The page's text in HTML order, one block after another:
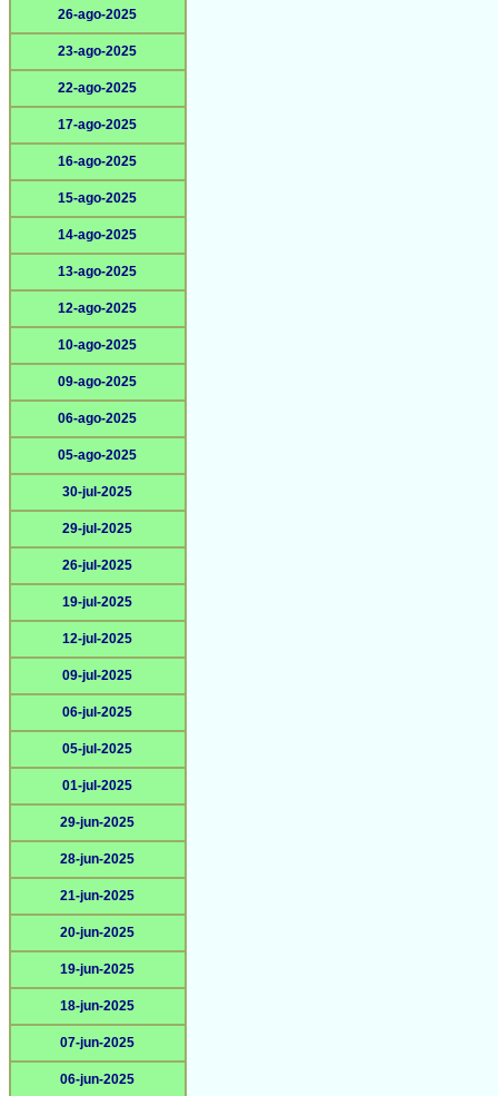
26-ago-2025
23-ago-2025
22-ago-2025
17-ago-2025
16-ago-2025
15-ago-2025
14-ago-2025
13-ago-2025
12-ago-2025
10-ago-2025
09-ago-2025
06-ago-2025
05-ago-2025
30-jul-2025
29-jul-2025
26-jul-2025
19-jul-2025
12-jul-2025
09-jul-2025
06-jul-2025
05-jul-2025
01-jul-2025
29-jun-2025
28-jun-2025
21-jun-2025
20-jun-2025
19-jun-2025
18-jun-2025
07-jun-2025
06-jun-2025